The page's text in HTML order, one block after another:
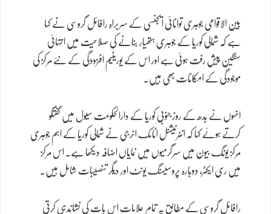
بین الاقوامی جوہری توانائی ایجنسی کے سربراہ رافائل گروسی نے کہا
ہے کہ شمالی کوریا کے جوہری ہتھیار بنانے کی صلاحیت میں انتہائی
سنگین پیش رفت ہوئی ہے اور اس کے یورینیم افزودگی کے نئے مرکز کی
موجودگی کے امکانات بھی ہیں۔
انہوں نے بدھ کے روز جنوبی کوریا کے دارالحکومت سیول میں گفتگو
کرتے ہوئے کہا کہ انٹرنیشنل اٹامک انرجی نے شمالی کوریا کے اہم جوہری
مرکز یونگ بیون میں سرگرمیوں میں نمایاں اضافہ دیکھا ہے۔ اس مرکز
میں ری ایکٹر، دوبارہ پروسیسنگ یونٹ اور دیگر تنصیبات شامل ہیں۔
رافائل گروسی کے مطابق یہ تمام علامات اس بات کی نشاندہی کرتی